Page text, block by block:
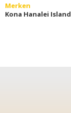
Merken
Kona Hanalei